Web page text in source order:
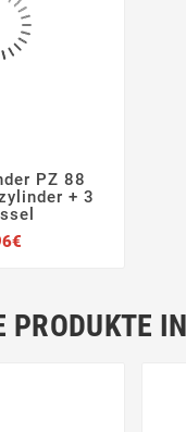
 
PZ 88
+ 3
Preis
PRODUKTE